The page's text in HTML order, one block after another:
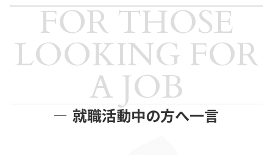
FOR THOSE
LOOKING FOR
A JOB
就職活動中の方へ一言